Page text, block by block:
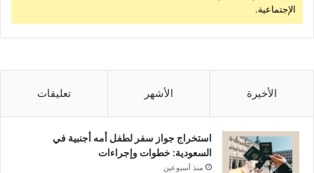
الإجتماعية.
الأخيرة الأشهر تعليقات
استخراج جواز سفر لطفل أمه أجنبية في
السعودية: خطوات وإجراءات
منذ أسبوعين